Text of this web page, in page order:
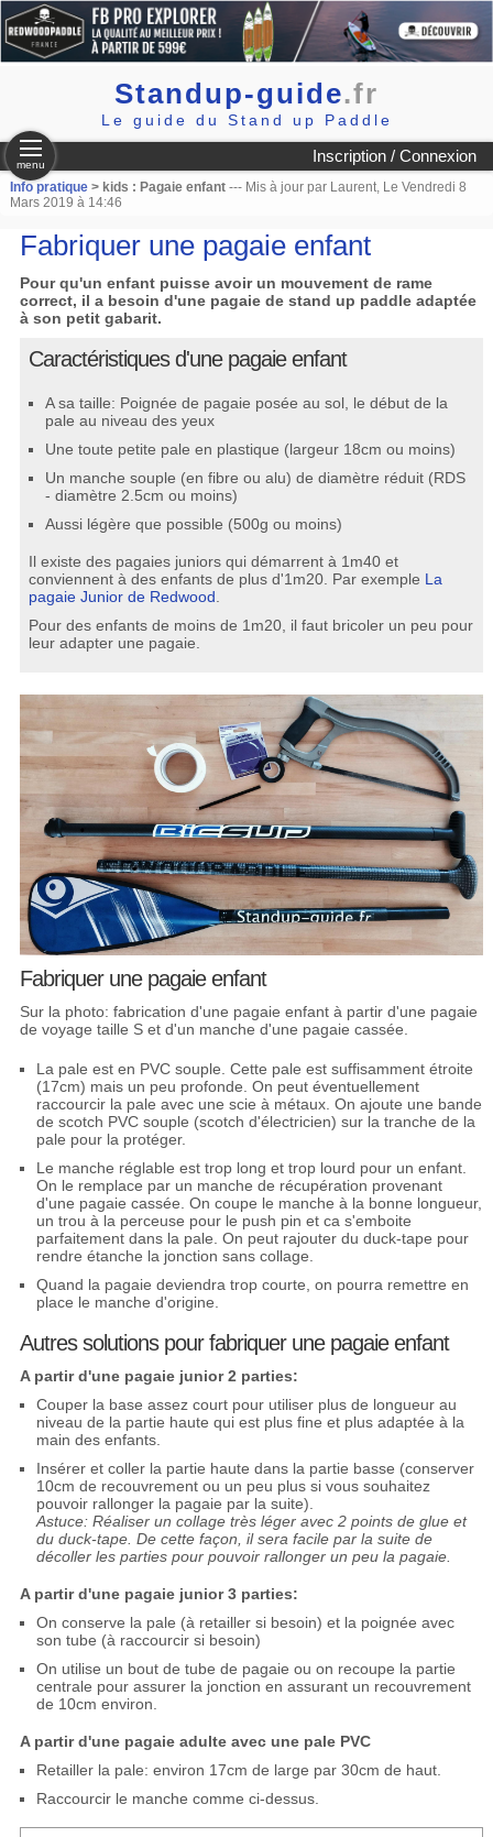
Standup-guide.fr
Le guide du Stand up Paddle
Inscription / Connexion
menu
Info pratique> kids : Pagaie enfant--- Mis à jour par Laurent, Le Vendredi 8
Mars 2019 à 14:46
Fabriquer une pagaie enfant
Pour qu'un enfant puisse avoir un mouvement de rame
correct, il a besoin d'une pagaie de stand up paddle adaptée
à son petit gabarit.
Caractéristiques d'une pagaie enfant
A sa taille: Poignée de pagaie posée au sol, le début de la
pale au niveau des yeux
Une toute petite pale en plastique (largeur 18cm ou moins)
Un manche souple (en fibre ou alu) de diamètre réduit (RDS
- diamètre 2.5cm ou moins)
Aussi légère que possible (500g ou moins)
Il existe des pagaies juniors qui démarrent à 1m40 et
conviennent à des enfants de plus d'1m20. Par exemple La
pagaie Junior de Redwood.
Pour des enfants de moins de 1m20, il faut bricoler un peu pour
leur adapter une pagaie.
Fabriquer une pagaie enfant
Sur la photo: fabrication d'une pagaie enfant à partir d'une pagaie
de voyage taille S et d'un manche d'une pagaie cassée.
La pale est en PVC souple. Cette pale est suffisamment étroite
(17cm) mais un peu profonde. On peut éventuellement
raccourcir la pale avec une scie à métaux. On ajoute une bande
de scotch PVC souple (scotch d'électricien) sur la tranche de la
pale pour la protéger.
Le manche réglable est trop long et trop lourd pour un enfant.
On le remplace par un manche de récupération provenant
d'une pagaie cassée. On coupe le manche à la bonne longueur,
un trou à la perceuse pour le push pin et ca s'emboite
parfaitement dans la pale. On peut rajouter du duck-tape pour
rendre étanche la jonction sans collage.
Quand la pagaie deviendra trop courte, on pourra remettre en
place le manche d'origine.
Autres solutions pour fabriquer une pagaie enfant
A partir d'une pagaie junior 2 parties:
Couper la base assez court pour utiliser plus de longueur au
niveau de la partie haute qui est plus fine et plus adaptée à la
main des enfants.
Insérer et coller la partie haute dans la partie basse (conserver
10cm de recouvrement ou un peu plus si vous souhaitez
pouvoir rallonger la pagaie par la suite).
Astuce: Réaliser un collage très léger avec 2 points de glue et
du duck-tape. De cette façon, il sera facile par la suite de
décoller les parties pour pouvoir rallonger un peu la pagaie.
A partir d'une pagaie junior 3 parties:
On conserve la pale (à retailler si besoin) et la poignée avec
son tube (à raccourcir si besoin)
On utilise un bout de tube de pagaie ou on recoupe la partie
centrale pour assurer la jonction en assurant un recouvrement
de 10cm environ.
A partir d'une pagaie adulte avec une pale PVC
Retailler la pale: environ 17cm de large par 30cm de haut.
Raccourcir le manche comme ci-dessus.